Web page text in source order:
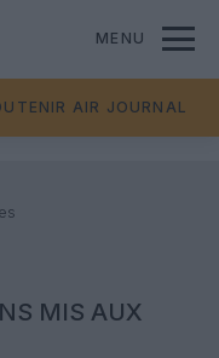
MENU
AIR JOURNAL
MIS AUX